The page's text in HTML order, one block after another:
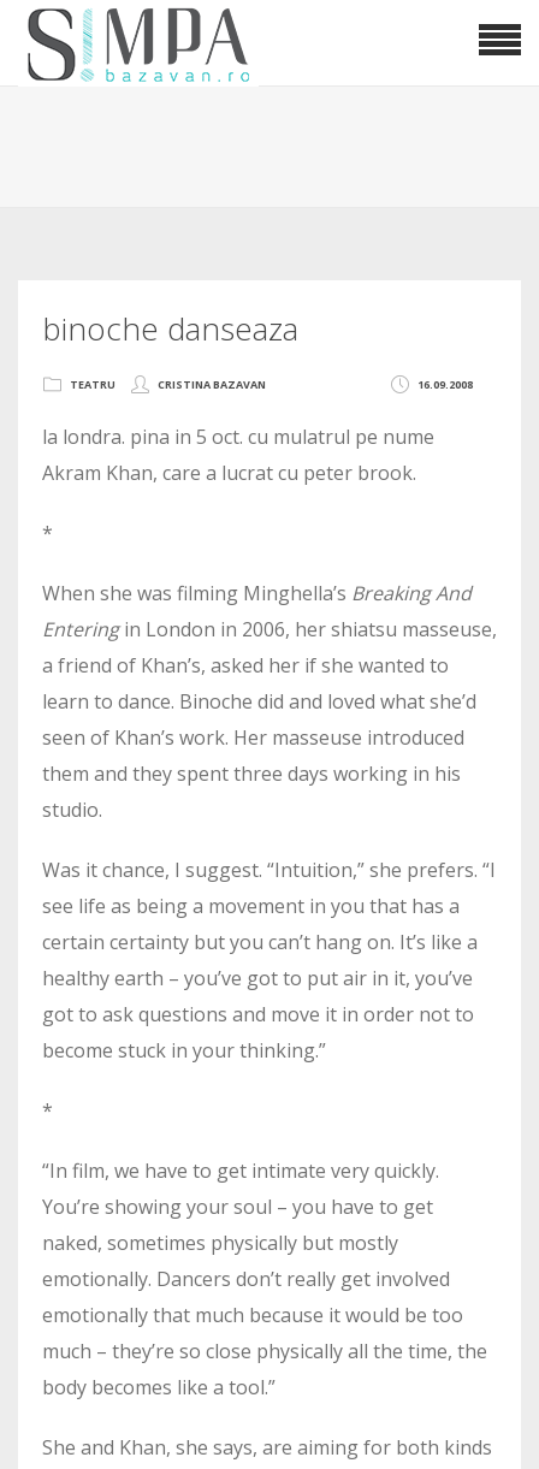
binoche danseaza
16.09.2008
TEATRU CRISTINA BAZAVAN
la londra. pina in 5 oct. cu mulatrul pe nume
Akram Khan, care a lucrat cu peter brook.
*
When she was filming Minghella’s Breaking And
Enteringin London in 2006, her shiatsu masseuse,
a friend of Khan’s, asked her if she wanted to
learn to dance. Binoche did and loved what she’d
seen of Khan’s work. Her masseuse introduced
them and they spent three days working in his
studio.
Was it chance, I suggest. “Intuition,” she prefers. “I
see life as being a movement in you that has a
certain certainty but you can’t hang on. It’s like a
healthy earth – you’ve got to put air in it, you’ve
got to ask questions and move it in order not to
become stuck in your thinking.”
*
“In film, we have to get intimate very quickly.
You’re showing your soul – you have to get
naked, sometimes physically but mostly
emotionally. Dancers don’t really get involved
emotionally that much because it would be too
much – they’re so close physically all the time, the
body becomes like a tool.”
She and Khan, she says, are aiming for both kinds